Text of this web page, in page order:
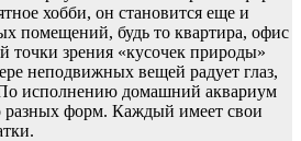
хобби, он становится еще и
помещений, будь то квартира, офис
точки зрения «кусочек природы»
неподвижных вещей радует глаз,
По исполнению домашний аквариум
форм. Каждый имеет свои